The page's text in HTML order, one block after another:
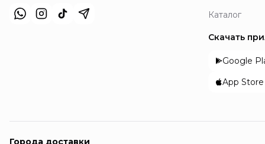
Каталог
Скачать
Google
App Store
Города доставки